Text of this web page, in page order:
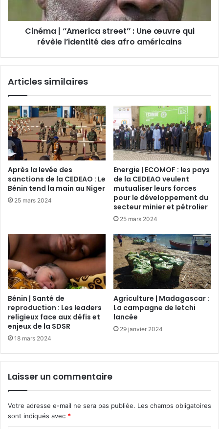
Cinéma | ‘’America street’’ : Une œuvre qui
révèle l’identité des afro américains
Articles similaires
Après la levée des
sanctions de la CEDEAO : Le
Bénin tend la main au Niger
25 mars 2024
Energie | ECOMOF : les pays
de la CEDEAO veulent
mutualiser leurs forces
pour le développement du
secteur minier et pétrolier
25 mars 2024
Bénin | Santé de
reproduction : Les leaders
religieux face aux défis et
enjeux de la SDSR
18 mars 2024
Agriculture | Madagascar :
La campagne de letchi
lancée
29 janvier 2024
Laisser un commentaire
Votre adresse e-mail ne sera pas publiée. Les champs obligatoires
sont indiqués avec *